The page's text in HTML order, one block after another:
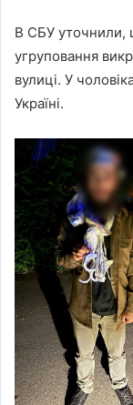
В СБУ уточнили,
угруповання
вулиці. У
Україні.